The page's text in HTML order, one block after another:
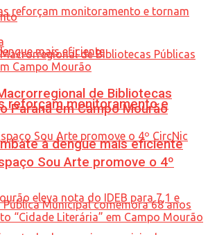
reforçam monitoramento e
à dengue mais eficiente
de Bibliotecas
Paraná em Campo Mourão
Sou Arte promove o 4º